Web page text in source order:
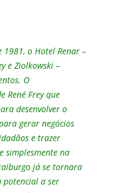
o Hotel Renar –
e Ziolkowski –
O
René Frey que
desenvolver o
gerar negócios
e trazer
simplesmente na
já se tornara
potencial a ser